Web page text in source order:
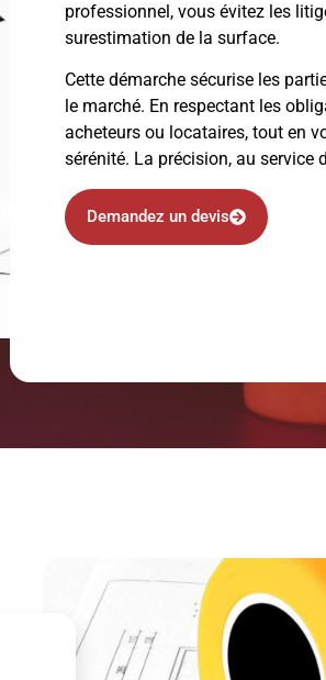
professionnel, vous évitez les
surestimation de la surface.
Cette démarche sécurise les
le marché. En respectant les
acheteurs ou locataires, tout en
sérénité. La précision, au service
Demandez un devis